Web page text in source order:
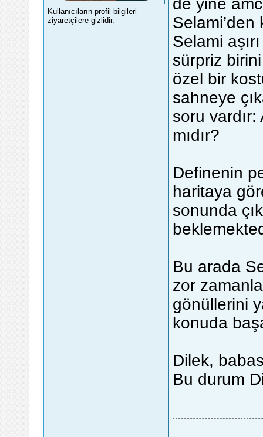
Kullanıcıların profil bilgileri
ziyaretçilere gizlidir.
de yine
Selami
sürpriz
özel bir
sahneye
soru
mıdır?
Definenin
haritaya
sonunda
Bu arada
zor
gönüllerini
konuda
Dilek,
Bu durum